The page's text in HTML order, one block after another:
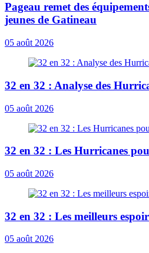
Pageau remet des
jeunes de Gatineau
05 août 2026
32 en 32 : Analyse des
05 août 2026
32 en 32 : Les Hurricanes
05 août 2026
32 en 32 : Les meilleurs
05 août 2026